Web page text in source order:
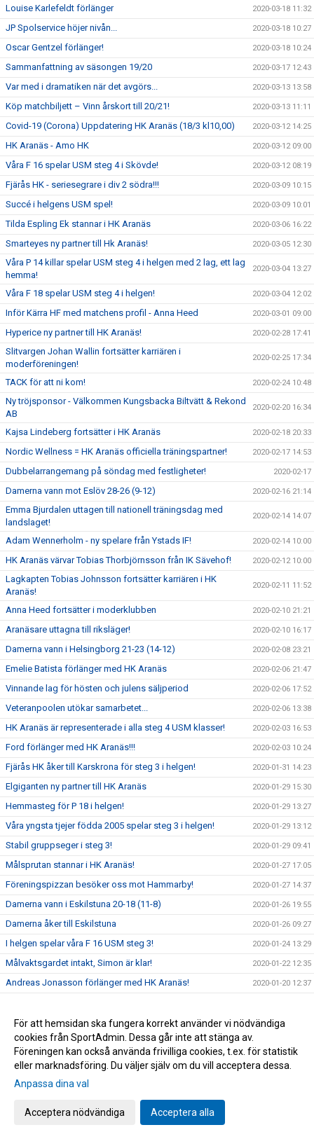
Louise Karlefeldt förlänger 2020-03-18 11:32
JP Spolservice höjer nivån... 2020-03-18 10:27
Oscar Gentzel förlänger! 2020-03-18 10:24
Sammanfattning av säsongen 19/20 2020-03-17 12:43
Var med i dramatiken när det avgörs... 2020-03-13 13:58
Köp matchbiljett – Vinn årskort till 20/21! 2020-03-13 11:11
Covid-19 (Corona) Uppdatering HK Aranäs (18/3 kl10,00) 2020-03-12 14:25
HK Aranäs - Amo HK 2020-03-12 09:00
Våra F 16 spelar USM steg 4 i Skövde! 2020-03-12 08:19
Fjärås HK - seriesegrare i div 2 södra!!! 2020-03-09 10:15
Succé i helgens USM spel! 2020-03-09 10:01
Tilda Espling Ek stannar i HK Aranäs 2020-03-06 16:22
Smarteyes ny partner till Hk Aranäs! 2020-03-05 12:30
Våra P 14 killar spelar USM steg 4 i helgen med 2 lag, ett lag
hemma!
2020-03-04 13:27
Våra F 18 spelar USM steg 4 i helgen! 2020-03-04 12:02
Inför Kärra HF med matchens profil - Anna Heed 2020-03-01 09:00
Hyperice ny partner till HK Aranäs! 2020-02-28 17:41
Slitvargen Johan Wallin fortsätter karriären i
moderföreningen!
2020-02-25 17:34
TACK för att ni kom! 2020-02-24 10:48
Ny tröjsponsor - Välkommen Kungsbacka Biltvätt & Rekond
AB
2020-02-20 16:34
Kajsa Lindeberg fortsätter i HK Aranäs 2020-02-18 20:33
Nordic Wellness = HK Aranäs officiella träningspartner! 2020-02-17 14:53
Dubbelarrangemang på söndag med festligheter! 2020-02-17
Damerna vann mot Eslöv 28-26 (9-12) 2020-02-16 21:14
Emma Bjurdalen uttagen till nationell träningsdag med
landslaget!
2020-02-14 14:07
Adam Wennerholm - ny spelare från Ystads IF! 2020-02-14 10:00
HK Aranäs värvar Tobias Thorbjörnsson från IK Sävehof! 2020-02-12 10:00
Lagkapten Tobias Johnsson fortsätter karriären i HK
Aranäs!
2020-02-11 11:52
Anna Heed fortsätter i moderklubben 2020-02-10 21:21
Aranäsare uttagna till riksläger! 2020-02-10 16:17
Damerna vann i Helsingborg 21-23 (14-12) 2020-02-08 23:21
Emelie Batista förlänger med HK Aranäs 2020-02-06 21:47
Vinnande lag för hösten och julens säljperiod 2020-02-06 17:52
Veteranpoolen utökar samarbetet... 2020-02-06 13:38
HK Aranäs är representerade i alla steg 4 USM klasser! 2020-02-03 16:53
Ford förlänger med HK Aranäs!!! 2020-02-03 10:24
Fjärås HK åker till Karskrona för steg 3 i helgen! 2020-01-31 14:23
Elgiganten ny partner till HK Aranäs 2020-01-29 15:30
Hemmasteg för P 18 i helgen! 2020-01-29 13:27
Våra yngsta tjejer födda 2005 spelar steg 3 i helgen! 2020-01-29 13:12
Stabil gruppseger i steg 3! 2020-01-29 09:41
Målsprutan stannar i HK Aranäs! 2020-01-27 17:05
Föreningspizzan besöker oss mot Hammarby! 2020-01-27 14:37
Damerna vann i Eskilstuna 20-18 (11-8) 2020-01-26 19:55
Damerna åker till Eskilstuna 2020-01-26 09:27
I helgen spelar våra F 16 USM steg 3! 2020-01-24 13:29
Målvaktsgardet intakt, Simon är klar! 2020-01-22 12:35
Andreas Jonasson förlänger med HK Aranäs! 2020-01-20 12:37
Idel gruppsegrar för våra lag i helgens USM! 2020-01-15 11:11
Aranäsare på tunga poster under EM! 2020-01-09 15:05
Niko Djordjevic + HK Aranäs = 2 nya år tillsammans! 2020-01-09 13:00
Fyll Lillekärrshallen med Aranäsare!
För att hemsidan ska fungera korrekt använder vi nödvändiga
cookies från SportAdmin. Dessa går inte att stänga av.
Föreningen kan också använda frivilliga cookies, t.ex. för statistik
eller marknadsföring. Du väljer själv om du vill acceptera dessa.
Anpassa dina val
Acceptera nödvändiga Acceptera alla